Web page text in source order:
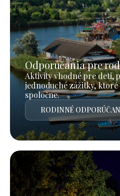
Odporúčania pre
Aktivity vhodné pre deti,
jednoduché zážitky, ktoré
spoločne.
RODINNÉ